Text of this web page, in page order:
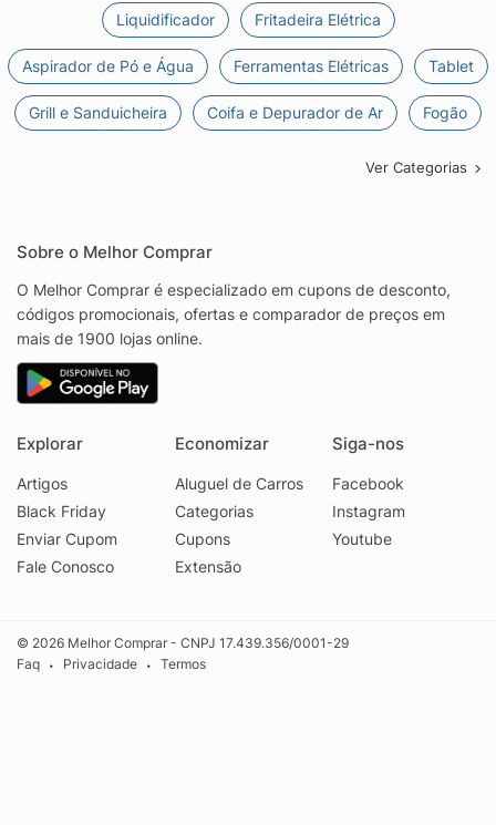
Liquidificador Fritadeira Elétrica
Aspirador de Pó e Água Ferramentas Elétricas Tablet
Grill e Sanduicheira Coifa e Depurador de Ar Fogão
Ver Categorias
Sobre o Melhor Comprar
O Melhor Comprar é especializado em cupons de desconto,
códigos promocionais, ofertas e comparador de preços em
mais de 1900 lojas online.
Explorar
Artigos
Black Friday
Enviar Cupom
Fale Conosco
Economizar
Aluguel de Carros
Categorias
Cupons
Extensão
Siga-nos
Facebook
Instagram
Youtube
© 2026 Melhor Comprar - CNPJ 17.439.356/0001-29
Faq
• Privacidade • Termos